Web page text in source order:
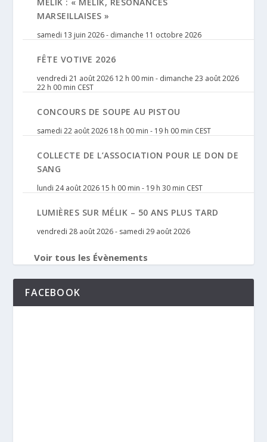
MÉLIK : « MÉLIK, RÉSONANCES
MARSEILLAISES »
samedi 13 juin 2026- dimanche 11 octobre 2026
FÊTE VOTIVE 2026
vendredi 21 août 2026 12 h 00 min - dimanche 23 août 2026
22 h 00 min CEST
CONCOURS DE SOUPE AU PISTOU
samedi 22 août 2026 18 h 00 min - 19 h 00 min CEST
COLLECTE DE L’ASSOCIATION POUR LE DON DE
SANG
lundi 24 août 2026 15 h 00 min - 19 h 30 min CEST
LUMIÈRES SUR MÉLIK – 50 ANS PLUS TARD
vendredi 28 août 2026- samedi 29 août 2026
Voir tous les Évènements
FACEBOOK